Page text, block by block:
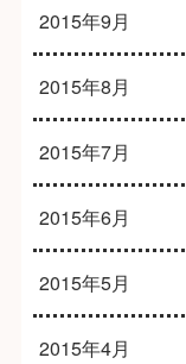
2015年9月
2015年8月
2015年7月
2015年6月
2015年5月
2015年4月